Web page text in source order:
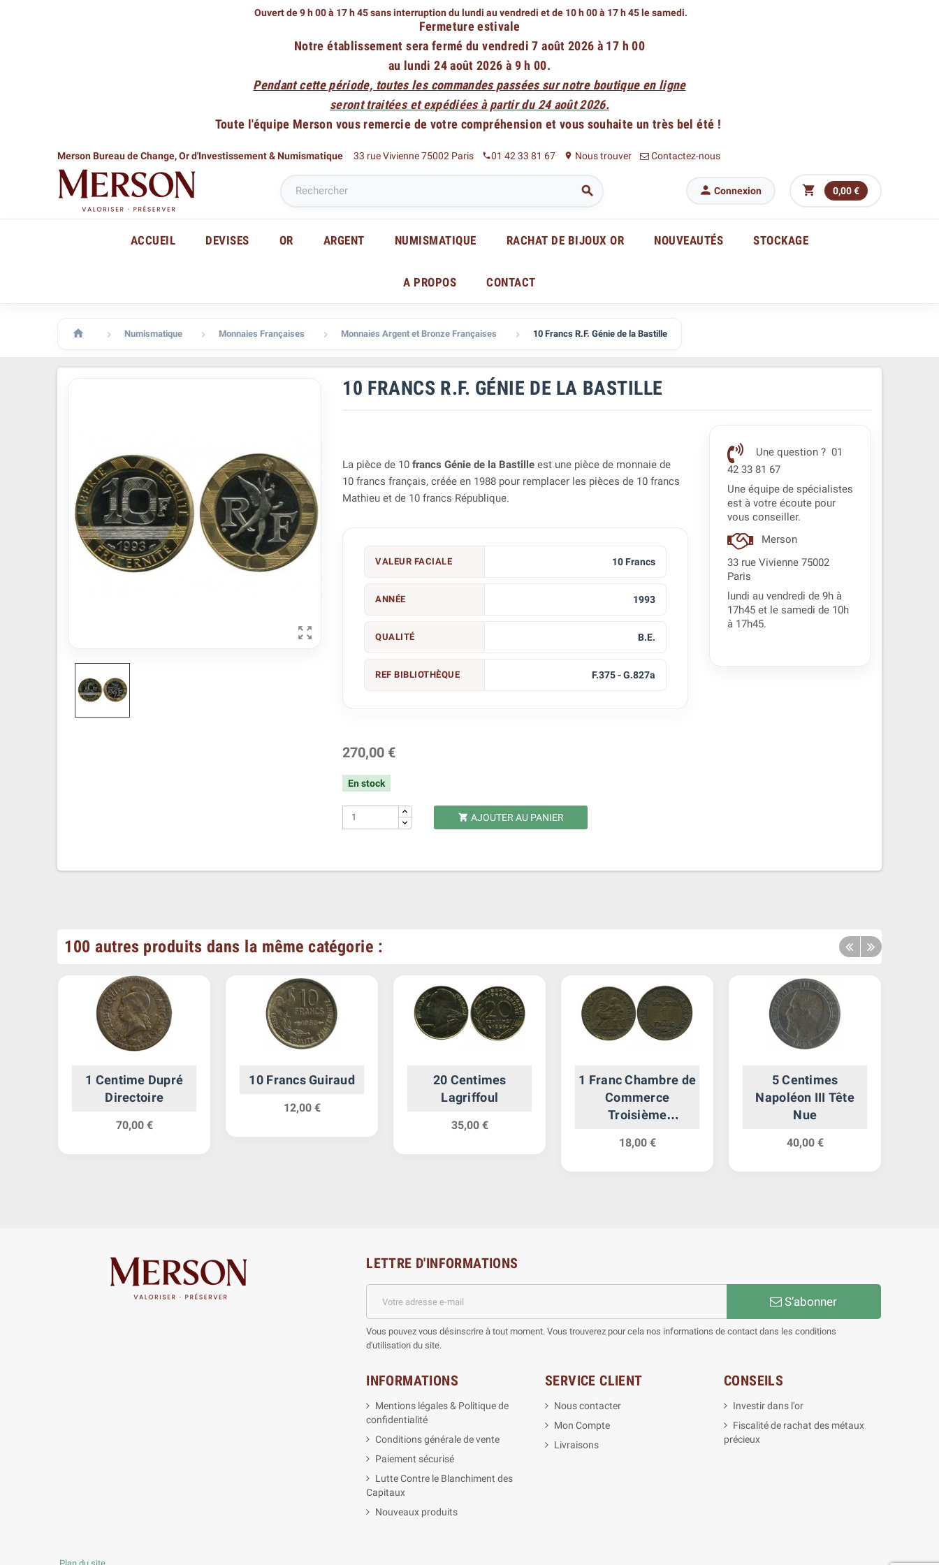
Ouvert de 9 h 00 à 17 h 45 sans interruption du lundi au vendredi et de 10 h 00 à 17 h 45 le samedi.
Fermeture estivale
Notre établissement sera fermé du vendredi 7 août 2026 à 17 h 00
au lundi 24 août 2026 à 9 h 00.
Pendant cette période, toutes les commandes passées sur notre boutique en ligne
seront traitées et expédiées à partir du 24 août 2026.
Toute l'équipe Merson vous remercie de votre compréhension et vous souhaite un très bel été !
Merson Bureau de Change, Or d'Investissement & Numismatique 33 rue Vivienne 75002 Paris phone01 42 33 81 67 place Nous trouver Contactez-nous
  Connexion  0,00 €
ACCUEIL DEVISES OR ARGENT NUMISMATIQUE RACHAT DE BIJOUX OR NOUVEAUTÉS STOCKAGE
A PROPOS CONTACT
  Numismatique  Monnaies Françaises  Monnaies Argent et Bronze Françaises  10 Francs R.F. Génie de la Bastille

10 FRANCS R.F. GÉNIE DE LA BASTILLE
La pièce de 10 francs Génie de la Bastille est une pièce de monnaie de
10francs français, créée en 1988 pour remplacer les pièces de 10 francs
Mathieuet de 10 francs République.
VALEUR FACIALE 10 Francs
ANNÉE 1993
QUALITÉ B.E.
REF BIBLIOTHÈQUE F.375 - G.827a
270,00 €
En stock
 AJOUTER AU PANIER
Une question ? 01
42 33 81 67
Une équipe de spécialistes
est à votre écoute pour
vous conseiller.
Merson
33 rue Vivienne 75002
Paris
lundi au vendredi de 9h à
17h45 et le samedi de 10h
à 17h45.
100 autres produits dans la même catégorie :
1 Centime Dupré
Directoire
70,00 €
10 Francs Guiraud
12,00 €
20 Centimes
Lagriffoul
35,00 €
1 Franc Chambre de
Commerce
Troisième
18,00 €
5 Centimes
Napoléon III Tête
Nue
40,00 €
LETTRE D'INFORMATIONS
S’abonner
Vous pouvez vous désinscrire à tout moment. Vous trouverez pour cela nos informations de contact dans les conditions
d'utilisation du site.
INFORMATIONS
Mentions légales & Politique de
confidentialité
Conditions générale de vente
Paiement sécurisé
Lutte Contre le Blanchiment des
Capitaux
Nouveaux produits
SERVICE CLIENT
Nous contacter
Mon Compte
Livraisons
CONSEILS
Investir dans l'or
Fiscalité de rachat des métaux
précieux